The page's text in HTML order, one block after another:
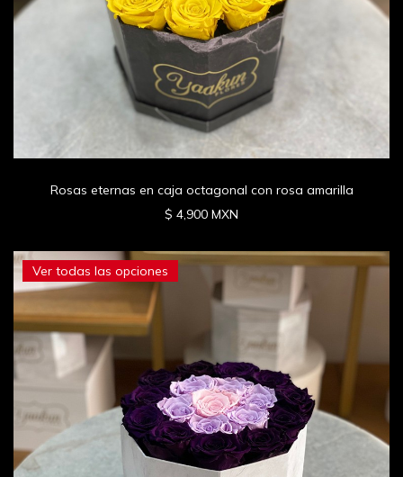
Rosas eternas en caja octagonal con rosa amarilla
$ 4,900 MXN
Ver todas las opciones